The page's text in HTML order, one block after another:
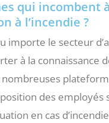
qui incombent
à l’incendie ?
importe le secteur
à la connaissance
des employés
en cas